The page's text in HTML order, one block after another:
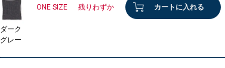
ダーク
グレー
ONE SIZE 残りわずか カートに入れる